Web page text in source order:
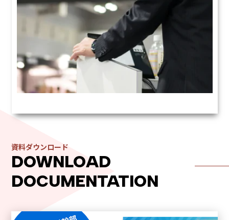
スキマ時間に、社会人に必要な知識・スキルを学べるアプリ
内定者・新入社員向け Mobile Knowledge for
Freshers
資料ダウンロード
DOWNLOAD
DOCUMENTATION